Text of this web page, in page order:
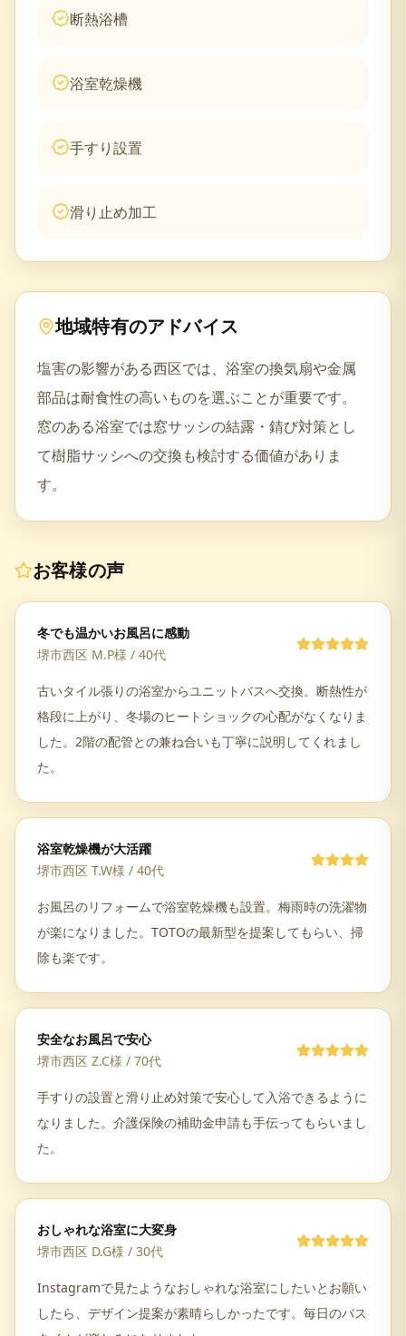
断熱浴槽
浴室乾燥機
手すり設置
滑り止め加工
地域特有のアドバイス
塩害の影響がある西区では、浴室の換気扇や金属
部品は耐食性の高いものを選ぶことが重要です。
窓のある浴室では窓サッシの結露・錆び対策とし
て樹脂サッシへの交換も検討する価値がありま
す。
お客様の声
冬でも温かいお風呂に感動
堺市西区 M.P様 / 40代
古いタイル張りの浴室からユニットバスへ交換。断熱性が
格段に上がり、冬場のヒートショックの心配がなくなりま
した。2階の配管との兼ね合いも丁寧に説明してくれまし
た。
浴室乾燥機が大活躍
堺市西区 T.W様 / 40代
お風呂のリフォームで浴室乾燥機も設置。梅雨時の洗濯物
が楽になりました。TOTOの最新型を提案してもらい、掃
除も楽です。
安全なお風呂で安心
堺市西区 Z.C様 / 70代
手すりの設置と滑り止め対策で安心して入浴できるように
なりました。介護保険の補助金申請も手伝ってもらいまし
た。
おしゃれな浴室に大変身
堺市西区 D.G様 / 30代
Instagramで見たようなおしゃれな浴室にしたいとお願い
したら、デザイン提案が素晴らしかったです。毎日のバス